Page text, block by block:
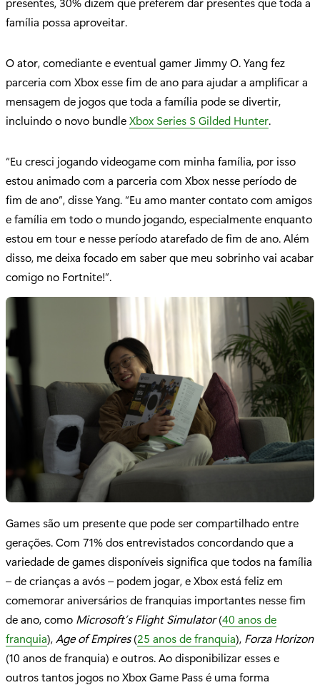
família possa aproveitar.
O ator, comediante e eventual gamer Jimmy O. Yang fez
parceria com Xbox esse fim de ano para ajudar a amplificar a
mensagem de jogos que toda a família pode se divertir,
incluindo o novo bundleXbox Series S Gilded Hunter.
“Eu cresci jogando videogame com minha família, por isso
estou animado com a parceria com Xbox nesse período de
fim de ano”, disse Yang. “Eu amo manter contato com amigos
e família em todo o mundo jogando, especialmente enquanto
estou em tour e nesse período atarefado de fim de ano. Além
disso, me deixa focado em saber que meu sobrinho vai acabar
comigo no Fortnite!”.
Games são um presente que pode ser compartilhado entre
gerações. Com 71% dos entrevistados concordando que a
variedade de games disponíveis significa que todos na família
– de crianças a avós – podem jogar, e Xbox está feliz em
comemorar aniversários de franquias importantes nesse fim
de ano, como Microsoft’s Flight Simulator(40 anos de
franquia), Age of Empires(25 anos de franquia), Forza Horizon
(10 anos de franquia) e outros. Ao disponibilizar esses e
outros tantos jogos no Xbox Game Pass é uma forma